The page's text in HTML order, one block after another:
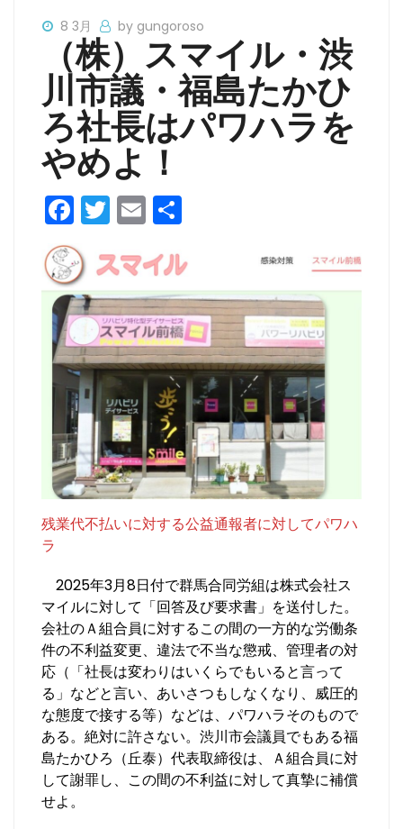
8 3月 by gungoroso
（株）スマイル・渋
川市議・福島たかひ
ろ社長はパワハラを
やめよ！
F
a
c
e
b
o
o
k
T
w
itt
er
E
m
ai
l
残業代不払いに対する公益通報者に対してパワハ
ラ
2025年3月8日付で群馬合同労組は株式会社ス
マイルに対して「回答及び要求書」を送付した。
会社のＡ組合員に対するこの間の一方的な労働条
件の不利益変更、違法で不当な懲戒、管理者の対
応（「社長は変わりはいくらでもいると言って
る」などと言い、あいさつもしなくなり、威圧的
な態度で接する等）などは、パワハラそのもので
ある。絶対に許さない。渋川市会議員でもある福
島たかひろ（丘泰）代表取締役は、Ａ組合員に対
して謝罪し、この間の不利益に対して真摯に補償
せよ。